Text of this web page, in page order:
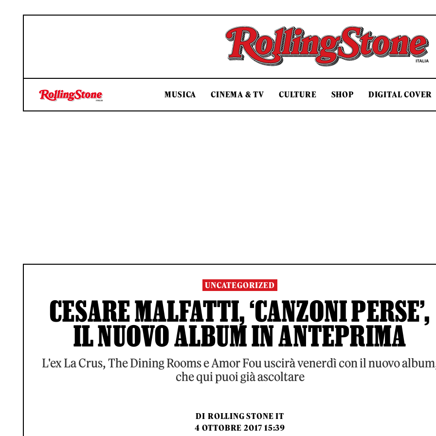
Rolling Stone Italia
MUSICA CINEMA & TV CULTURE SHOP DIGITAL COVER
UNCATEGORIZED
CESARE MALFATTI, ‘CANZONI PERSE’,
IL NUOVO ALBUM IN ANTEPRIMA
L'ex La Crus, The Dining Rooms e Amor Fou uscirà venerdì con il nuovo
che qui puoi già ascoltare
DI ROLLING STONE IT
4 OTTOBRE 2017 15:39